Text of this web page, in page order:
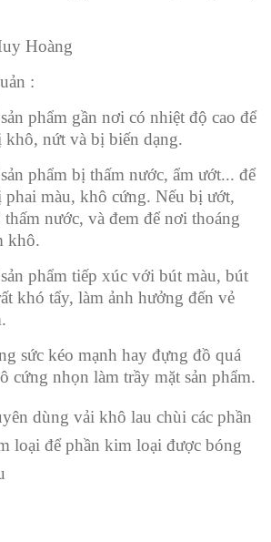
Hoàng
:
phẩm gần nơi có nhiệt độ cao để
khô, nứt và bị biến dạng.
phẩm bị thấm nước, ẩm ướt... để
phai màu, khô cứng. Nếu bị ướt,
nước, và đem để nơi thoáng
khô.
phẩm tiếp xúc với bút màu, bút
khó tẩy, làm ảnh hưởng đến vẻ
sức kéo mạnh hay đựng đồ quá
cứng nhọn làm trầy mặt sản phẩm.
dùng vải khô lau chùi các phần
loại để phần kim loại được bóng